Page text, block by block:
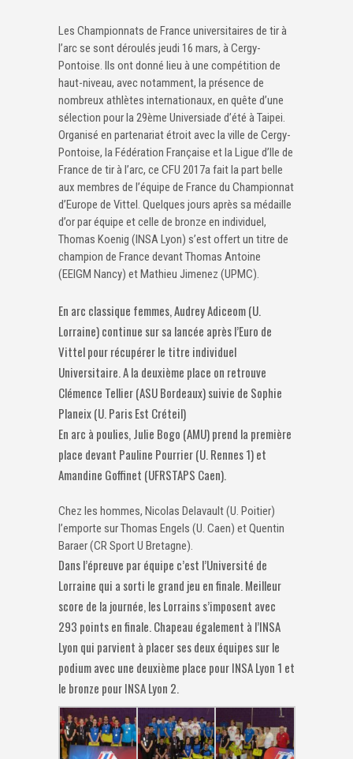
Les Championnats de France universitaires de tir à
l’arc se sont déroulés jeudi 16 mars, à Cergy-
Pontoise. Ils ont donné lieu à une compétition de
haut-niveau, avec notamment, la présence de
nombreux athlètes internationaux, en quête d’une
sélection pour la 29ème Universiade d’été à Taipei.
Organisé en partenariat étroit avec la ville de Cergy-
Pontoise, la Fédération Française et la Ligue d’Ile de
France de tir à l’arc, ce CFU 2017a fait la part belle
aux membres de l’équipe de France du Championnat
d’Europe de Vittel. Quelques jours après sa médaille
d’or par équipe et celle de bronze en individuel,
Thomas Koenig (INSA Lyon) s’est offert un titre de
champion de France devant Thomas Antoine
(EEIGM Nancy) et Mathieu Jimenez (UPMC).
En arc classique femmes, Audrey Adiceom (U.
Lorraine) continue sur sa lancée après l’Euro de
Vittel pour récupérer le titre individuel
Universitaire. A la deuxième place on retrouve
Clémence Tellier (ASU Bordeaux) suivie de Sophie
Planeix (U. Paris Est Créteil)
En arc à poulies, Julie Bogo (AMU) prend la première
place devant Pauline Pourrier (U. Rennes 1) et
Amandine Goffinet (UFRSTAPS Caen).
Chez les hommes, Nicolas Delavault (U. Poitier)
l’emporte sur Thomas Engels (U. Caen) et Quentin
Baraer (CR Sport U Bretagne).
Dans l’épreuve par équipe c’est l’Université de
Lorraine qui a sorti le grand jeu en finale. Meilleur
score de la journée, les Lorrains s’imposent avec
293 points en finale. Chapeau également à l’INSA
Lyon qui parvient à placer ses deux équipes sur le
podium avec une deuxième place pour INSA Lyon 1 et
le bronze pour INSA Lyon 2.